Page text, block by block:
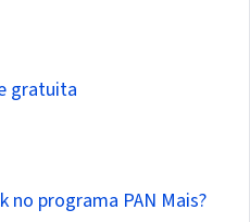
gratuita
no programa PAN Mais?